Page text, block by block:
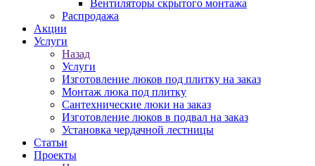
Вентиляторы скрытого монтажа
Распродажа
Акции
Услуги
Назад
Услуги
Изготовление люков под плитку на заказ
Монтаж люка под плитку
Сантехнические люки на заказ
Изготовление люков в подвал на заказ
Установка чердачной лестницы
Статьи
Проекты